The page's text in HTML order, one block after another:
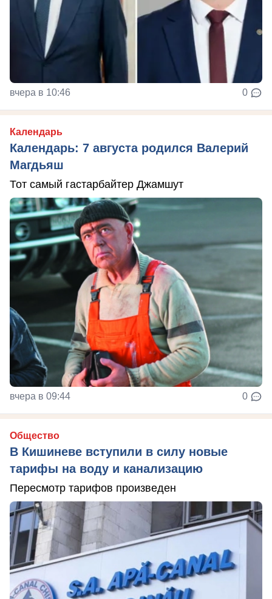
вчера в 10:46 0
Календарь
Календарь: 7 августа родился Валерий
Магдьяш
Тот самый гастарбайтер Джамшут
вчера в 09:44 0
Общество
В Кишиневе вступили в силу новые
тарифы на воду и канализацию
Пересмотр тарифов произведен